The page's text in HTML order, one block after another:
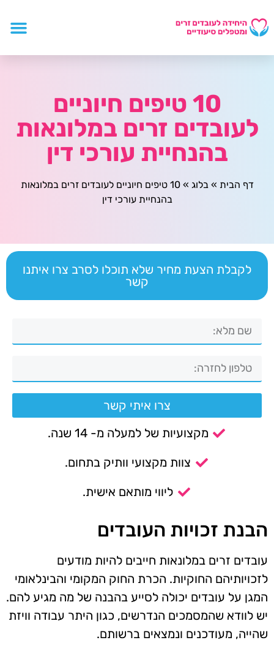
10 טיפים חיוניים
לעובדים זרים במלונאות
בהנחיית עורכי דין
דף הבית »בלוג »
10 טיפים חיוניים לעובדים זרים במלונאות
בהנחיית עורכי דין
לקבלת הצעת מחיר שלא תוכלו לסרב צרו איתנו
קשר
צרו איתי קשר
מקצועיות של למעלה מ- 14 שנה.
צוות מקצועי וותיק בתחום.
ליווי מותאם אישית.
הבנת זכויות העובדים
עובדים זרים במלונאות חייבים להיות מודעים
לזכויותיהם החוקיות. הכרת החוק המקומי והבינלאומי
המגן על עובדים יכולה לסייע בהבנה של מה מגיע להם.
יש לוודא שהמסמכים הנדרשים, כגון היתר עבודה וויזת
שהייה, מעודכנים ונמצאים ברשותם.